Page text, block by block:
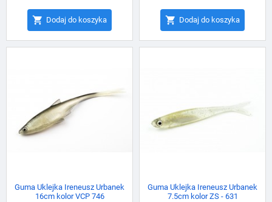
 Dodaj do koszyka  Dodaj do koszyka
Guma Uklejka Ireneusz Urbanek
16cm kolor VCP 746
Guma Uklejka Ireneusz Urbanek
7.5cm kolor ZS - 631